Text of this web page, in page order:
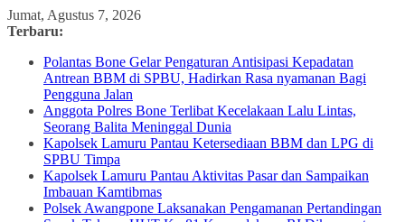
Skip
to
Jumat, Agustus 7, 2026
Terbaru:
Polantas Bone Gelar Pengaturan Antisipasi Kepadatan
Antrean BBM di SPBU, Hadirkan Rasa nyamanan Bagi
Pengguna Jalan
Anggota Polres Bone Terlibat Kecelakaan Lalu Lintas,
Seorang Balita Meninggal Dunia
Kapolsek Lamuru Pantau Ketersediaan BBM dan LPG di
SPBU Timpa
Kapolsek Lamuru Pantau Aktivitas Pasar dan Sampaikan
Imbauan Kamtibmas
Polsek Awangpone Laksanakan Pengamanan Pertandingan